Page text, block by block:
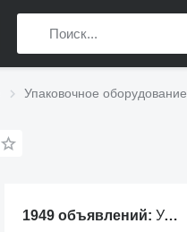
Упаковочное оборудование
1949 объявлений: Упаковочное оборудование, упаковочная машина, упаковочный станок, оборудование для упаковки